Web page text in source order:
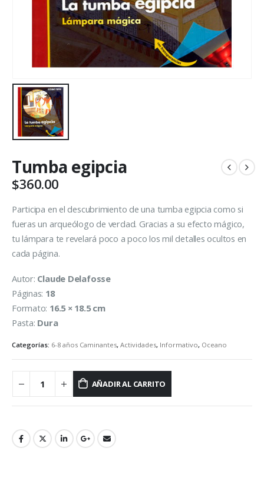
Tumba egipcia
$360.00
Participa en el descubrimiento de una tumba egipcia como si
fueras un arqueólogo de verdad. Gracias a su efecto mágico,
tu lámpara te revelará poco a poco los mil detalles ocultos en
cada página.
Autor: Claude Delafosse
Páginas: 18
Formato: 16.5 × 18.5 cm
Pasta: Dura
Categorías: 6-8 años Caminantes, Actividades, Informativo, Oceano
AÑADIR AL CARRITO